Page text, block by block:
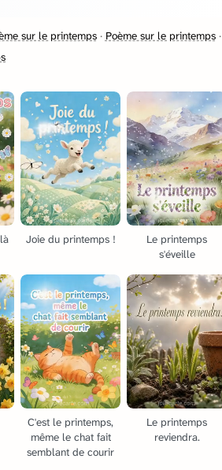
sur le printemps· Poème sur le printemps·
Joie du printemps !
Le printemps
s'éveille
C'est le printemps,
même le chat fait
semblant de courir
Le printemps
reviendra.